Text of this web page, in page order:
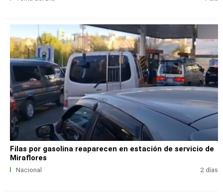
Filas por gasolina reaparecen en estación de servicio de
Miraflores
Nacional 2 días